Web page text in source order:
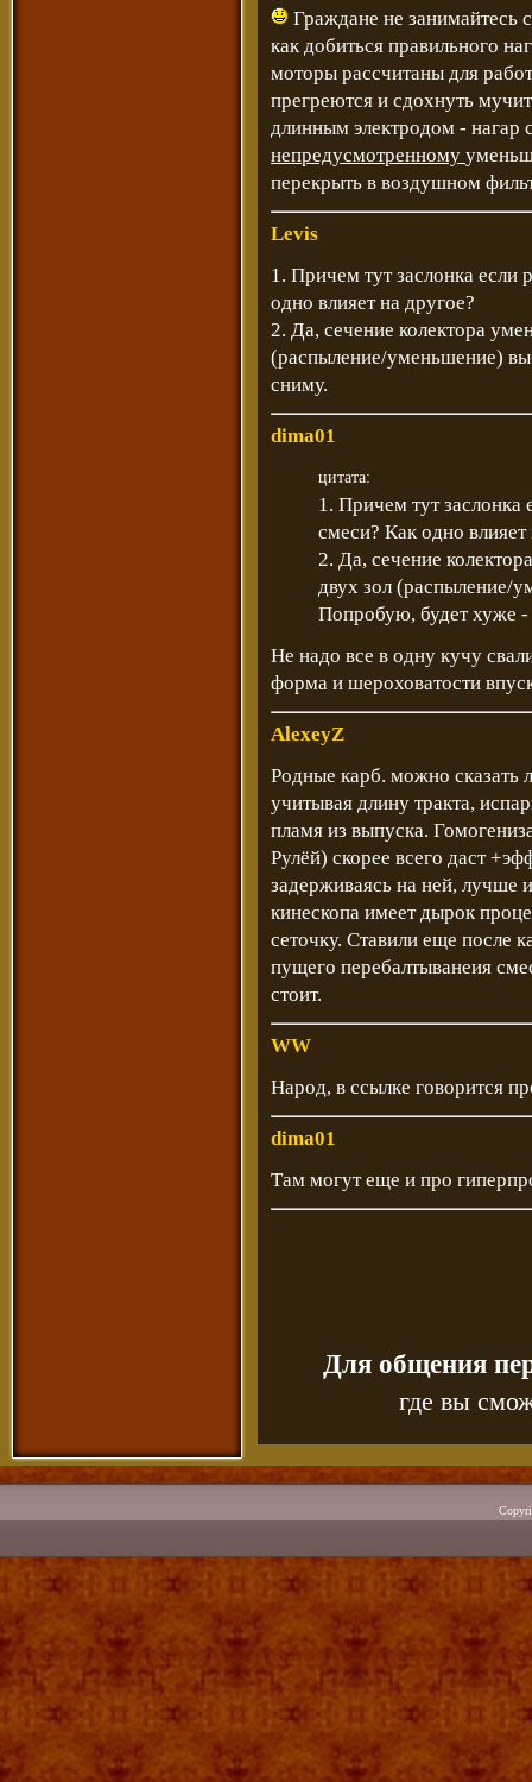
Граждане не занимайтесь
как добиться правильного
моторы рассчитаны для
прегреются и сдохнуть
длинным электродом - нагар
непредусмотренному
перекрыть в воздушном
Levis
1. Причем тут заслонка если
одно влияет на другое?
2. Да, сечение колектора
(распыление/уменьшение)
сниму.
dima01
цитата:
1. Причем тут заслонка
смеси? Как одно влияет
2. Да, сечение
двух зол (распыление/
Попробую, будет хуже -
Не надо все в одну кучу
форма и шероховатости
AlexeyZ
Родные карб. можно сказать
учитывая длину тракта,
пламя из выпуска.
Рулёй) скорее всего даст
задерживаясь на ней, лучше
кинескопа имеет дырок
сеточку. Ставили еще после
пущего перебалтыванеия
стоит.
WW
Народ, в ссылке говорится
dima01
Там могут еще и про
Для общения
где вы